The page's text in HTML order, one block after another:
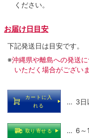
ください。
お届け日目安
下記発送日は目安です。
※沖縄県や離島への発送
いただく場合がございま
カートに入
れる
… 3日
取り寄せる … 6～